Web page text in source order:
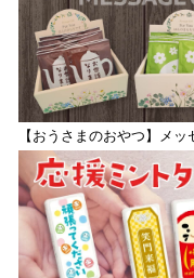
【おうさまのおやつ】メ